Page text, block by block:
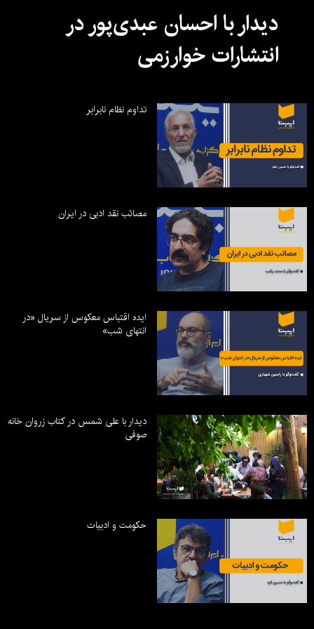
دیدار با احسان عبدی‌پور در
انتشارات خوارزمی
تداوم نظام نابرابر
مصائب نقد ادبی در ایران
ایده اقتباس معکوس از سریال «در
انتهای شب»
دیدار با علی شمس در کتاب زروان خانه
صوفی
حکومت و ادبیات